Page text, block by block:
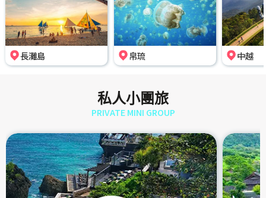
長灘島 帛琉 中越
私人小團旅
PRIVATE MINI GROUP